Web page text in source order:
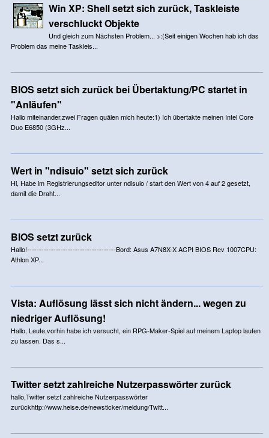
Win XP: Shell setzt sich zurück, Taskleiste
verschluckt Objekte
Und gleich zum Nächsten Problem... >:(Seit einigen Wochen hab ich das
Problem das meine Taskleis...
BIOS setzt sich zurück bei Übertaktung/PC startet in
"Anläufen"
Hallo miteinander,zwei Fragen quälen mich heute:1) Ich übertakte meinen Intel Core
Duo E6850 (3GHz...
Wert in "ndisuio" setzt sich zurück
Hi, Habe im Registrierungseditor unter ndisuio / start den Wert von 4 auf 2 gesetzt,
damit die Draht...
BIOS setzt zurück
Hallo!-------------------------------------Bord: Asus A7N8X-X ACPI BIOS Rev 1007CPU:
Athlon XP...
Vista: Auflösung lässt sich nicht ändern... wegen zu
niedriger Auflösung!
Hallo, Leute,vorhin habe ich versucht, ein RPG-Maker-Spiel auf meinem Laptop laufen
zu lassen. Das s...
Twitter setzt zahlreiche Nutzerpasswörter zurück
hallo,Twitter setzt zahlreiche Nutzerpasswörter
zurückhttp://www.heise.de/newsticker/meldung/Twitt...